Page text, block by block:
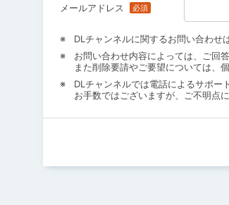
メールアドレス
DLチャンネルに関するお問い合わせ
お問い合わせ内容によっては、ご回
また削除要請やご要望については、
DLチャンネルでは電話によるサポー
お手数ではございますが、ご不明点